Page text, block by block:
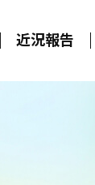
近況報告